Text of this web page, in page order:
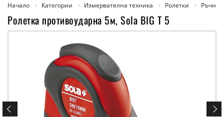
Начало Категории Измервателна техника Ролетки Ръчни
Ролетка противоударна 5м, Sola BIG T 5